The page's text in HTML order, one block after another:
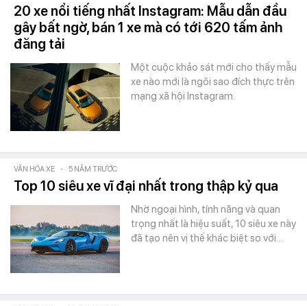
20 xe nổi tiếng nhất Instagram: Mẫu dẫn đầu
gây bất ngờ, bán 1 xe mà có tới 620 tấm ảnh
đăng tải
Một cuộc khảo sát mới cho thấy mẫu
xe nào mới là ngôi sao đích thực trên
mạng xã hội Instagram.
VĂN HÓA XE - 5 NĂM TRƯỚC
Top 10 siêu xe vĩ đại nhất trong thập kỷ qua
Nhờ ngoại hình, tính năng và quan
trọng nhất là hiệu suất, 10 siêu xe này
đã tạo nên vị thế khác biệt so với…